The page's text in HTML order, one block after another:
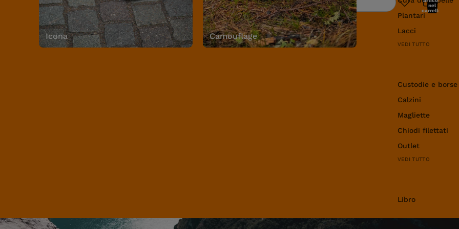
Icona Camouflage
Plantari
Lacci
VEDI TUTTO
Custodie e
Calzini
Magliette
Chiodi filettati
Outlet
VEDI TUTTO
Libro
Ricerca
nel
carrello: